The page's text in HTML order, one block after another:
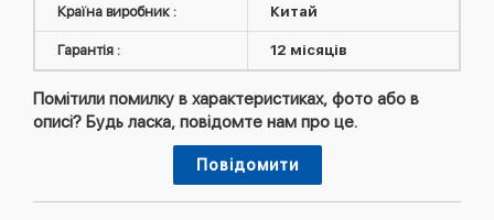
Країна виробник : Китай
Гарантія : 12 місяців
Помітили помилку в характеристиках, фото або в
описі? Будь ласка, повідомте нам про це.
Повідомити